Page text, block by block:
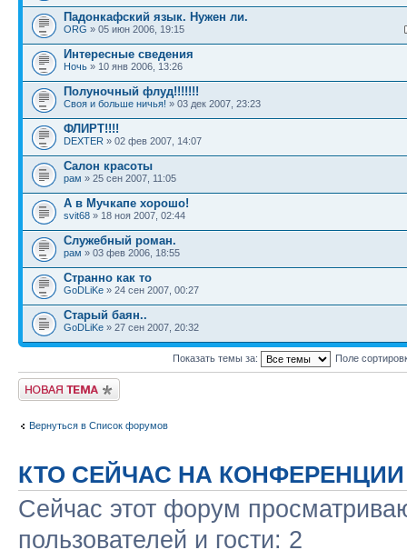
Падонкафский язык. Нужен ли.
ORG » 05 июн 2006, 19:15
Интересные сведения
Ночь » 10 янв 2006, 13:26
Полуночный флуд!!!!!!!
Своя и больше ничья! » 03 дек 2007, 23:23
ФЛИРТ!!!!
DEXTER » 02 фев 2007, 14:07
Салон красоты
рам » 25 сен 2007, 11:05
А в Мучкапе хорошо!
svit68 » 18 ноя 2007, 02:44
Служебный роман.
рам » 03 фев 2006, 18:55
Странно как то
GoDLiKe » 24 сен 2007, 00:27
Старый баян..
GoDLiKe » 27 сен 2007, 20:32
Показать темы за: Поле
Новая тема
Вернуться в Список форумов
КТО СЕЙЧАС НА КОНФЕРЕНЦИИ
Сейчас этот форум
пользователей и гости: 2